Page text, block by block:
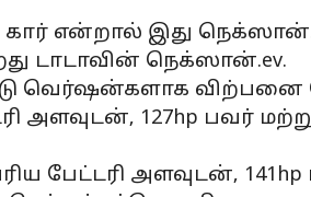
கார் என்றால் இது
டாடாவின் நெக்ஸான்.ev.
வெர்ஷன்களாக விற்பனை
அளவுடன், 127hp பவர்
பேட்டரி அளவுடன்,